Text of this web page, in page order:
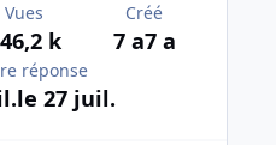
Vues
k
Créé
7 a7 a
réponse
le 27 juil.